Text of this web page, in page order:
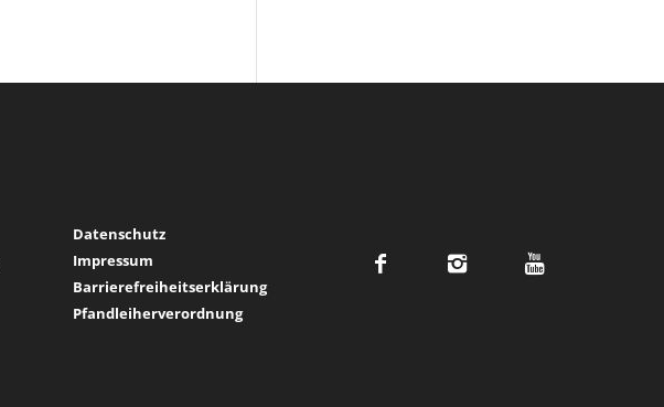
Datenschutz
Impressum
Barrierefreiheitserklärung
Pfandleiherverordnung